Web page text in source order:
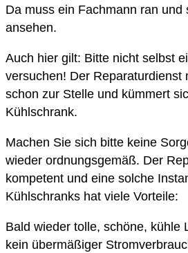
Da muss ein Fachmann ran und
ansehen.
Auch hier gilt: Bitte nicht selbst
versuchen! Der Reparaturdienst
schon zur Stelle und kümmert
Kühlschrank.
Machen Sie sich bitte keine
wieder ordnungsgemäß. Der
kompetent und eine solche
Kühlschranks hat viele Vorteile:
Bald wieder tolle, schöne, kühle
kein übermäßiger